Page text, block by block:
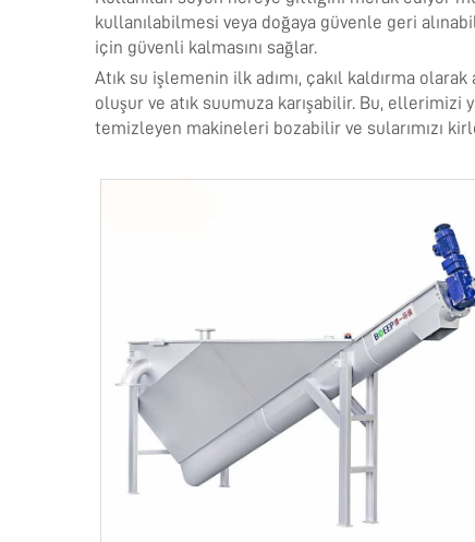
kullanılabilmesi veya doğaya güvenle geri
için güvenli kalmasını sağlar.
Atık su işlemenin ilk adımı, çakıl kaldırma
oluşur ve atık suumuza karışabilir. Bu, ellerimizi
temizleyen makineleri bozabilir ve sularımızı